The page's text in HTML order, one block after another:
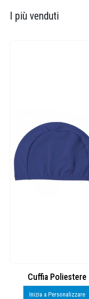
I più venduti
Cuffia Poliestere
Inizia a Personalizzare